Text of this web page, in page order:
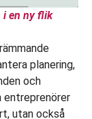
i en ny flik
planering,
och
entreprenörer
utan också